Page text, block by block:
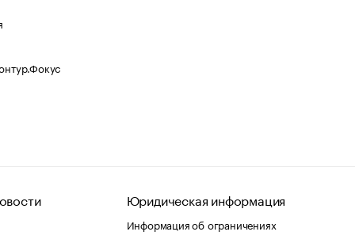
Юридическая информация
Информация об ограничениях